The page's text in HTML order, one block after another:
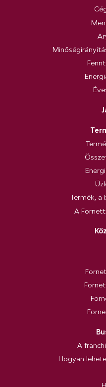
Termék, a
A
A
Hogyan